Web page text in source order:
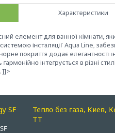
Характеристики
елемент для ванної кімнати,
інсталяції Aqua Line,
покриття додає елегантності
гармонійно інтегрується в різні
]]>
SF
Тепло без газа, Киев,
ТТ